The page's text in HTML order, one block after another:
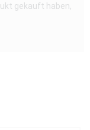
gekauft haben,